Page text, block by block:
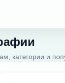
категории и